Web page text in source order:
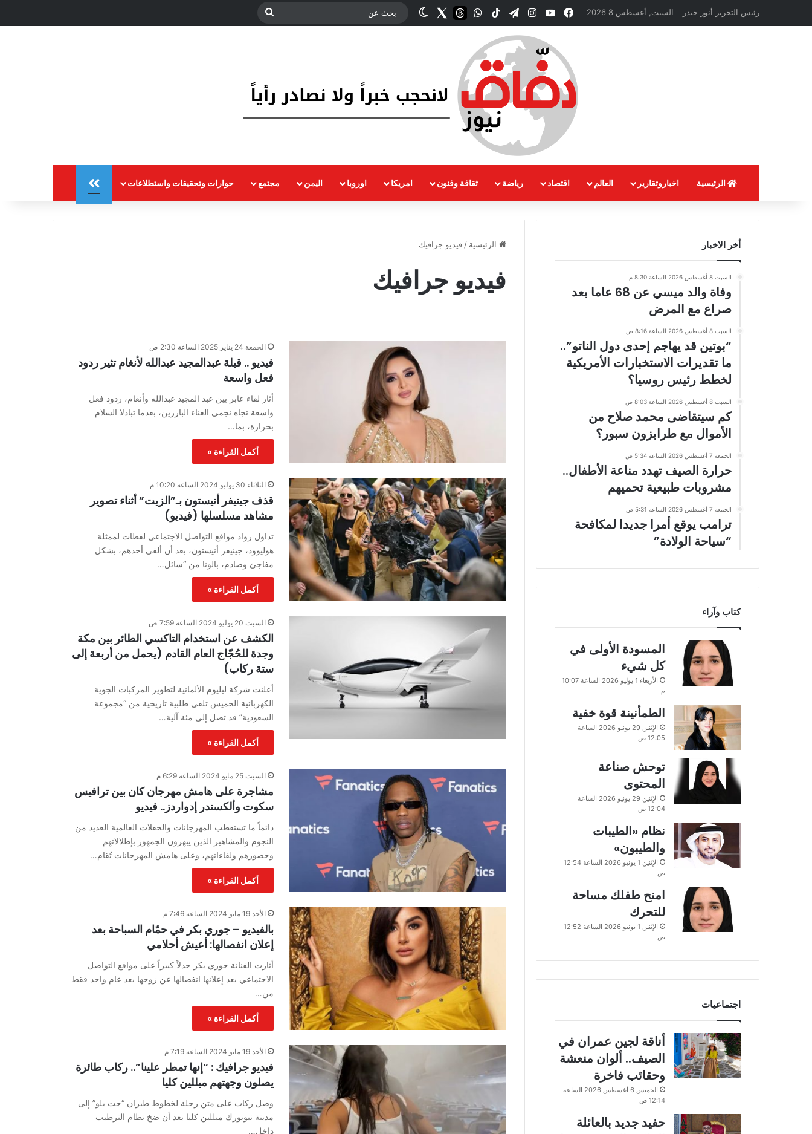
رئيس التحرير أنور حيدر السبت, أغسطس 8 2026 فيسبوك‫YouTubeانستقرام
تيلقرام ‫TikTokواتسابthreads
Twitterالوضع المظلم
الرئيسية اخباروتقارير العالم اقتصاد رياضة ثقافة وفنون امريكا اوروبا اليمن مجتمع حوارات وتحقيقات واستطلاعات
الرئيسية / فيديو جرافيك
فيديو جرافيك
الجمعة 24 يناير 2025 الساعة 2:30 ص
فيديو .. قبلة عبدالمجيد عبدالله لأنغام تثير ردود
فعل واسعة
أثار لقاء عابر بين عبد المجيد عبدالله وأنغام، ردود فعل
واسعة تجاه نجمي الغناء البارزين، بعدما تبادلا السلام
بحرارة، بما…
أكمل القراءة »
الثلاثاء 30 يوليو 2024 الساعة 10:20 م
قذف جينيفر أنيستون بـ”الزيت” أثناء تصوير
مشاهد مسلسلها (فيديو)
تداول رواد مواقع التواصل الاجتماعي لقطات لممثلة
هوليوود، جينيفر أنيستون، بعد أن ألقى أحدهم، بشكل
مفاجئ وصادم، بالونا من “سائل…
أكمل القراءة »
السبت 20 يوليو 2024 الساعة 7:59 ص
الكشف عن استخدام التاكسي الطائر بين مكة
وجدة للحُجّاج العام القادم (يحمل من أربعة إلى
ستة ركاب)
أعلنت شركة ليليوم الألمانية لتطوير المركبات الجوية
الكهربائية الخميس تلقي طلبية تاريخية من “مجموعة
السعودية” قد تصل إلى مئة آلية…
أكمل القراءة »
السبت 25 مايو 2024 الساعة 6:29 م
مشاجرة على هامش مهرجان كان بين ترافيس
سكوت وألكسندر إدواردز.. فيديو
دائماً ما تستقطب المهرجانات والحفلات العالمية العديد من
النجوم والمشاهير الذين يبهرون الجمهور بإطلالاتهم
وحضورهم ولقاءاتهم، وعلى هامش المهرجانات تُقام…
أكمل القراءة »
الأحد 19 مايو 2024 الساعة 7:46 م
بالفيديو – جوري بكر في حمّام السباحة بعد
إعلان انفصالها: أعيش أحلامي
أثارت الفنانة جوري بكر جدلاً كبيراً على مواقع التواصل
الاجتماعي بعد إعلانها انفصالها عن زوجها بعد عام واحد فقط
من…
أكمل القراءة »
الأحد 19 مايو 2024 الساعة 7:19 م
فيديو جرافيك : “إنها تمطر علينا”.. ركاب طائرة
يصلون وجهتهم مبللين كليا
وصل ركاب على متن رحلة لخطوط طيران “جت بلو” إلى
مدينة نيويورك مبللين كليا بعد أن ضخ نظام الترطيب
داخل…
أخر الاخبار
السبت 8 أغسطس 2026 الساعة 8:30 م
وفاة والد ميسي عن 68 عاما بعد
صراع مع المرض
السبت 8 أغسطس 2026 الساعة 8:16 ص
“بوتين قد يهاجم إحدى دول الناتو”..
ما تقديرات الاستخبارات الأمريكية
لخطط رئيس روسيا؟
السبت 8 أغسطس 2026 الساعة 8:03 ص
كم سيتقاضى محمد صلاح من
الأموال مع طرابزون سبور؟
الجمعة 7 أغسطس 2026 الساعة 5:34 ص
حرارة الصيف تهدد مناعة الأطفال..
مشروبات طبيعية تحميهم
الجمعة 7 أغسطس 2026 الساعة 5:31 ص
ترامب يوقع أمرا جديدا لمكافحة
“سياحة الولادة”
كتاب وآراء
المسودة الأولى في
كل شيء
الأربعاء 1 يوليو 2026 الساعة 10:07
م
الطمأنينة قوة خفية
الإثنين 29 يونيو 2026 الساعة
12:05 ص
توحش صناعة
المحتوى
الإثنين 29 يونيو 2026 الساعة
12:04 ص
نظام «الطيبات
والطيبون»
الإثنين 1 يونيو 2026 الساعة 12:54
ص
امنح طفلك مساحة
للتحرك
الإثنين 1 يونيو 2026 الساعة 12:52
ص
اجتماعيات
أناقة لجين عمران في
الصيف.. ألوان منعشة
وحقائب فاخرة
الخميس 6 أغسطس 2026 الساعة
12:14 ص
حفيد جديد بالعائلة